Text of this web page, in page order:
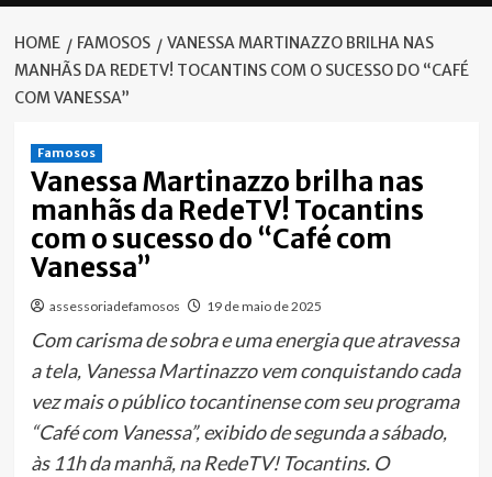
HOME FAMOSOS
VANESSA MARTINAZZO BRILHA NAS
MANHÃS DA REDETV! TOCANTINS COM O SUCESSO DO “CAFÉ
COM VANESSA”
Famosos
Vanessa Martinazzo brilha nas
manhãs da RedeTV! Tocantins
com o sucesso do “Café com
Vanessa”
assessoriadefamosos 19 de maio de 2025
Com carisma de sobra e uma energia que atravessa
a tela, Vanessa Martinazzo vem conquistando cada
vez mais o público tocantinense com seu programa
“Café com Vanessa”, exibido de segunda a sábado,
às 11h da manhã, na RedeTV! Tocantins. O